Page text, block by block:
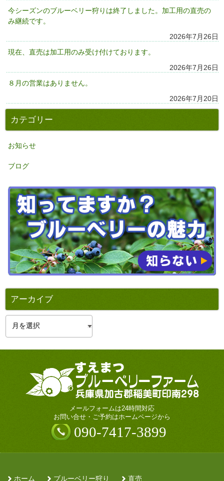
今シーズンのブルーベリー狩りは終了しました。加工用の直売の
み継続です。
2026年7月26日
現在、直売は加工用のみ受け付けております。
2026年7月26日
８月の営業はありません。
2026年7月20日
カテゴリー
お知らせ
ブログ
アーカイブ
イ
メールフォームは24時間対応
お問い合せ・ご予約はホームページから
090-7417-3899
ホーム ブルーベリー狩り 直売